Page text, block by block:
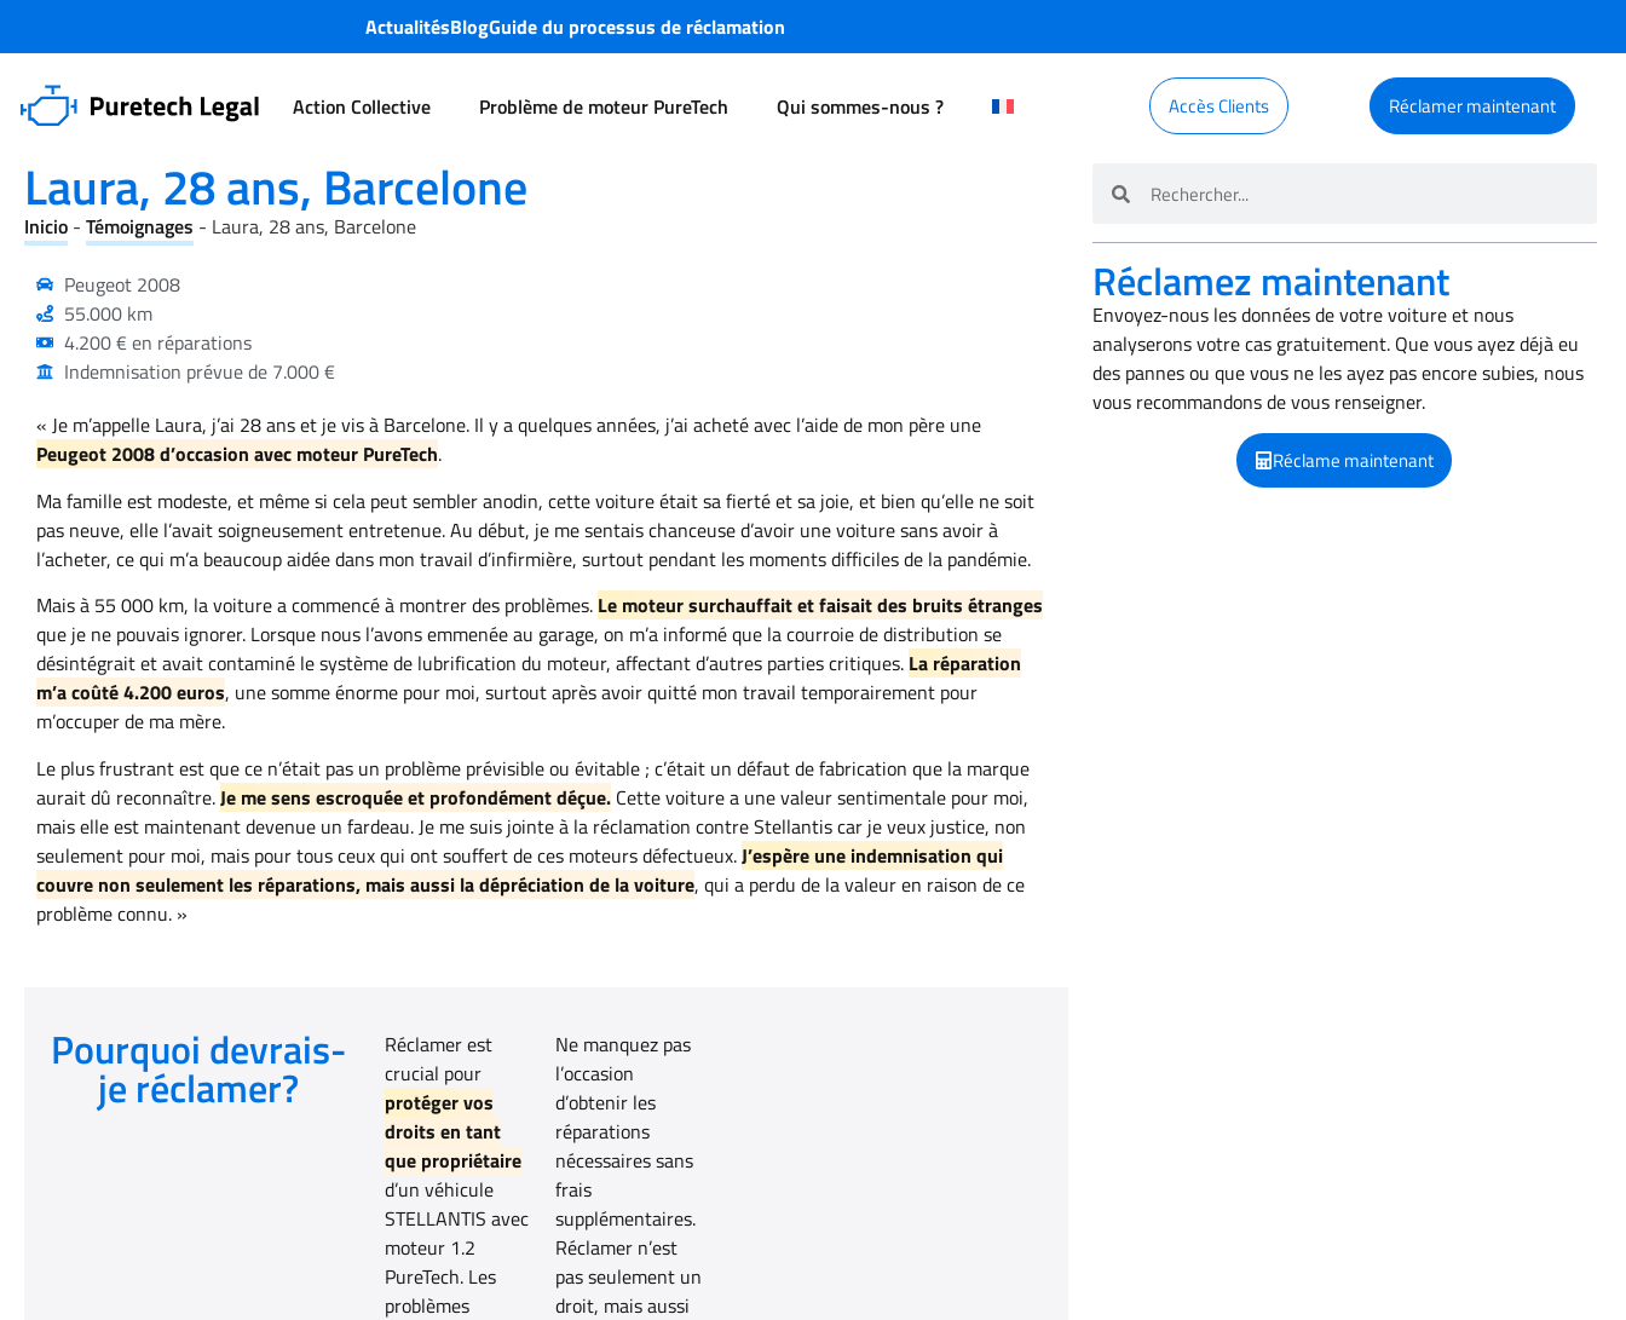
ActualitésBlogGuide du processus de réclamation
Action Collective Problème de moteur PureTech Qui sommes-nous ? Réclamer maintenant
Accès Clients
Témoignages Laura, 28 ans, Barcelone
Laura, 28 ans, Barcelone
Inicio - Témoignages - Laura, 28 ans, Barcelone
Peugeot 2008
55.000 km
4.200 € en réparations
Indemnisation prévue de 7.000 €
« Je m’appelle Laura, j’ai 28 ans et je vis à Barcelone. Il y a quelques années, j’ai acheté avec l’aide de mon père une
Peugeot 2008 d’occasion avec moteur PureTech.
Ma famille est modeste, et même si cela peut sembler anodin, cette voiture était sa fierté et sa joie, et bien qu’elle ne soit
pas neuve, elle l’avait soigneusement entretenue. Au début, je me sentais chanceuse d’avoir une voiture sans avoir à
l’acheter, ce qui m’a beaucoup aidée dans mon travail d’infirmière, surtout pendant les moments difficiles de la pandémie.
Mais à 55 000 km, la voiture a commencé à montrer des problèmes. Le moteur surchauffait et faisait des bruits étranges
que je ne pouvais ignorer. Lorsque nous l’avons emmenée au garage, on m’a informé que la courroie de distribution se
désintégrait et avait contaminé le système de lubrification du moteur, affectant d’autres parties critiques. La réparation
m’a coûté 4.200 euros, une somme énorme pour moi, surtout après avoir quitté mon travail temporairement pour
m’occuper de ma mère.
Le plus frustrant est que ce n’était pas un problème prévisible ou évitable ; c’était un défaut de fabrication que la marque
aurait dû reconnaître.Je me sens escroquée et profondément déçue. Cette voiture a une valeur sentimentale pour moi,
mais elle est maintenant devenue un fardeau. Je me suis jointe à la réclamation contre Stellantis car je veux justice, non
seulement pour moi, mais pour tous ceux qui ont souffert de ces moteurs défectueux.J’espère une indemnisation qui
couvre non seulement les réparations, mais aussi la dépréciation de la voiture, qui a perdu de la valeur en raison de ce
problème connu. »
Pourquoi devrais-
je réclamer?
Réclamer est
crucial pour
protéger vos
droits en tant
que propriétaire
d’un véhicule
STELLANTIS avec
moteur 1.2
PureTech. Les
problèmes
Ne manquez pas
l’occasion
d’obtenir les
réparations
nécessaires sans
frais
supplémentaires.
Réclamer n’est
pas seulement un
droit, mais aussi
Réclamez maintenant
Envoyez-nous les données de votre voiture et nous
analyserons votre cas gratuitement. Que vous ayez déjà eu
des pannes ou que vous ne les ayez pas encore subies, nous
vous recommandons de vous renseigner.
Réclame maintenant